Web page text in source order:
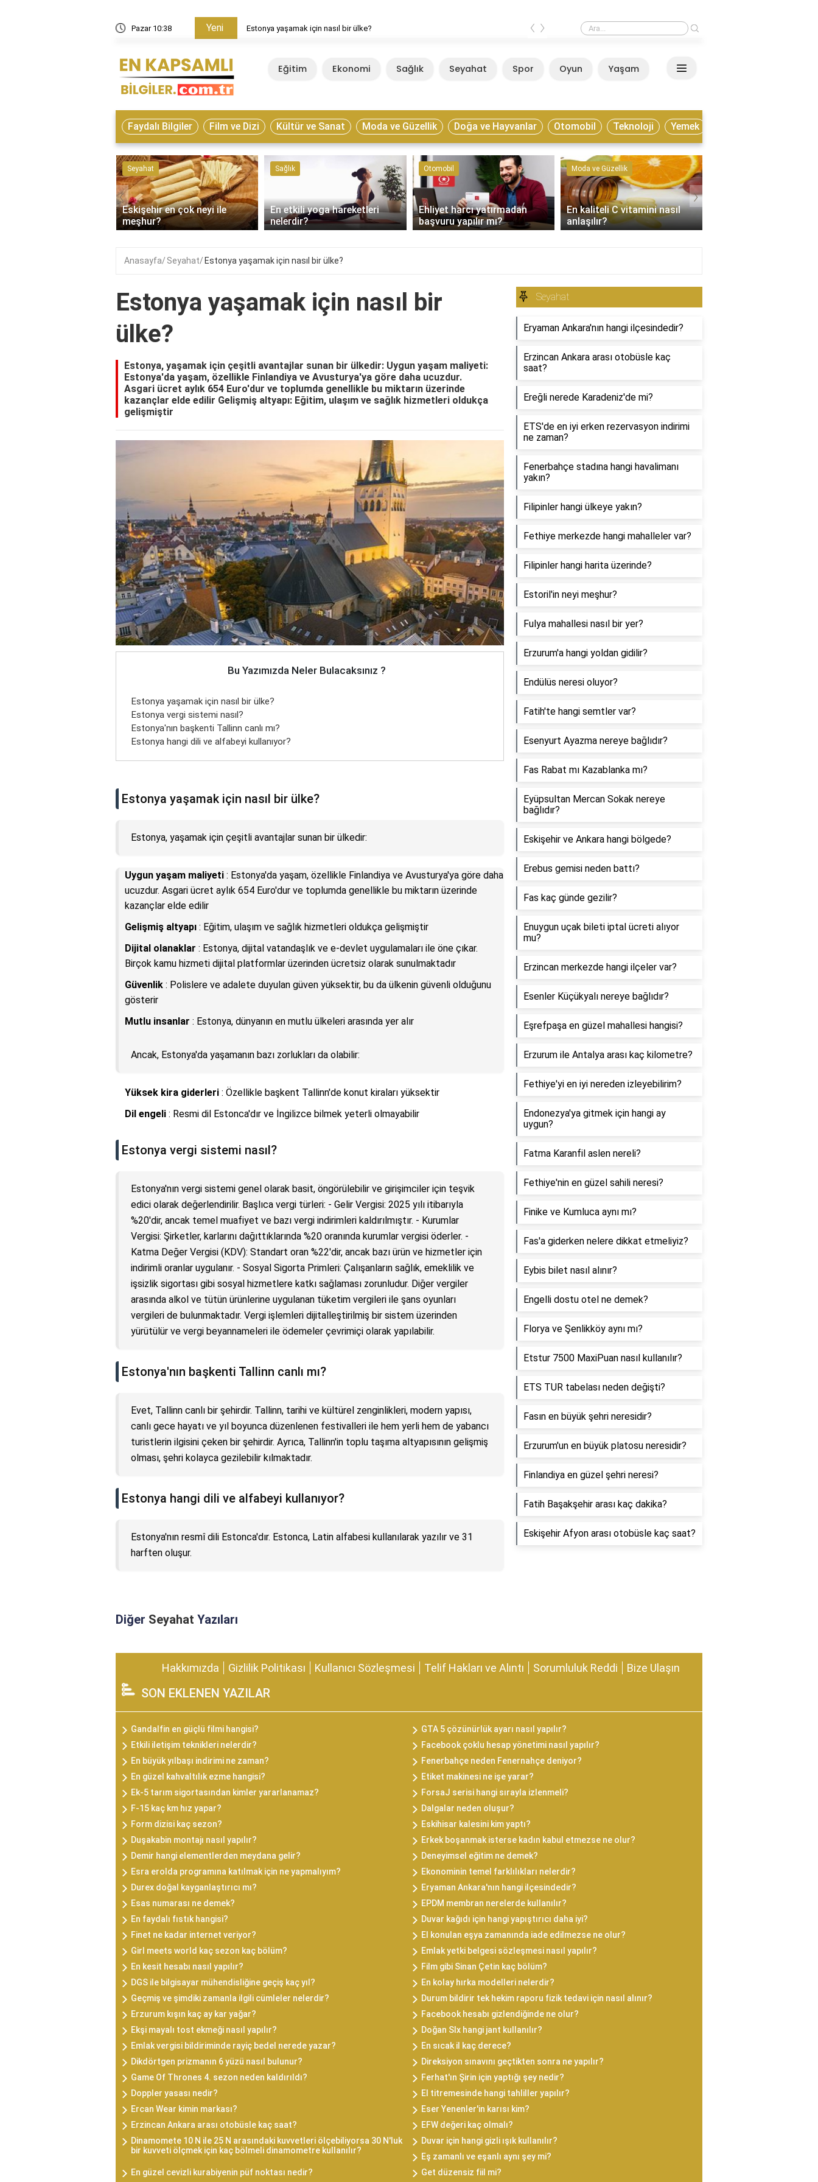
Pazar 10:38 Yeni
Estonya yaşamak için nasıl bir ülke? Estonya yaşamak için nasıl bir ülke?
‹ ›
Eğitim Ekonomi Sağlık Seyahat Spor Oyun Yaşam
Faydalı Bilgiler Film ve Dizi Kültür ve Sanat Moda ve Güzellik Doğa ve Hayvanlar Otomobil Teknoloji Yemek
Seyahat
Eskişehir en çok neyi ile
meşhur?
Sağlık
En etkili yoga hareketleri
nelerdir?
Otomobil
Ehliyet harcı yatırmadan
başvuru yapılır mı?
Moda ve Güzellik
En kaliteli C vitamini nasıl
anlaşılır?
‹ ›
Anasayfa Seyahat Estonya yaşamak için nasıl bir ülke?
Estonya yaşamak için nasıl bir
ülke?
Estonya, yaşamak için çeşitli avantajlar sunan bir ülkedir: Uygun yaşam maliyeti:
Estonya'da yaşam, özellikle Finlandiya ve Avusturya'ya göre daha ucuzdur.
Asgari ücret aylık 654 Euro'dur ve toplumda genellikle bu miktarın üzerinde
kazançlar elde edilir Gelişmiş altyapı: Eğitim, ulaşım ve sağlık hizmetleri oldukça
gelişmiştir
Bu Yazımızda Neler Bulacaksınız ?
Estonya yaşamak için nasıl bir ülke?
Estonya vergi sistemi nasıl?
Estonya'nın başkenti Tallinn canlı mı?
Estonya hangi dili ve alfabeyi kullanıyor?
Estonya yaşamak için nasıl bir ülke?
Estonya, yaşamak için çeşitli avantajlar sunan bir ülkedir:
Uygun yaşam maliyeti : Estonya'da yaşam, özellikle Finlandiya ve Avusturya'ya göre daha
ucuzdur. Asgari ücret aylık 654 Euro'dur ve toplumda genellikle bu miktarın üzerinde
kazançlar elde edilir
Gelişmiş altyapı : Eğitim, ulaşım ve sağlık hizmetleri oldukça gelişmiştir
Dijital olanaklar : Estonya, dijital vatandaşlık ve e-devlet uygulamaları ile öne çıkar.
Birçok kamu hizmeti dijital platformlar üzerinden ücretsiz olarak sunulmaktadır
Güvenlik : Polislere ve adalete duyulan güven yüksektir, bu da ülkenin güvenli olduğunu
gösterir
Mutlu insanlar : Estonya, dünyanın en mutlu ülkeleri arasında yer alır
Ancak, Estonya'da yaşamanın bazı zorlukları da olabilir:
Yüksek kira giderleri : Özellikle başkent Tallinn'de konut kiraları yüksektir
Dil engeli : Resmi dil Estonca'dır ve İngilizce bilmek yeterli olmayabilir
Estonya vergi sistemi nasıl?
Estonya'nın vergi sistemi genel olarak basit, öngörülebilir ve girişimciler için teşvik
edici olarak değerlendirilir. Başlıca vergi türleri: - Gelir Vergisi: 2025 yılı itibarıyla
%20'dir, ancak temel muafiyet ve bazı vergi indirimleri kaldırılmıştır. - Kurumlar
Vergisi: Şirketler, karlarını dağıttıklarında %20 oranında kurumlar vergisi öderler. -
Katma Değer Vergisi (KDV): Standart oran %22'dir, ancak bazı ürün ve hizmetler için
indirimli oranlar uygulanır. - Sosyal Sigorta Primleri: Çalışanların sağlık, emeklilik ve
işsizlik sigortası gibi sosyal hizmetlere katkı sağlaması zorunludur. Diğer vergiler
arasında alkol ve tütün ürünlerine uygulanan tüketim vergileri ile şans oyunları
vergileri de bulunmaktadır. Vergi işlemleri dijitalleştirilmiş bir sistem üzerinden
yürütülür ve vergi beyannameleri ile ödemeler çevrimiçi olarak yapılabilir.
Estonya'nın başkenti Tallinn canlı mı?
Evet, Tallinn canlı bir şehirdir. Tallinn, tarihi ve kültürel zenginlikleri, modern yapısı,
canlı gece hayatı ve yıl boyunca düzenlenen festivalleri ile hem yerli hem de yabancı
turistlerin ilgisini çeken bir şehirdir. Ayrıca, Tallinn'in toplu taşıma altyapısının gelişmiş
olması, şehri kolayca gezilebilir kılmaktadır.
Estonya hangi dili ve alfabeyi kullanıyor?
Estonya'nın resmî dili Estonca'dır. Estonca, Latin alfabesi kullanılarak yazılır ve 31
harften oluşur.
Diğer Seyahat Yazıları
Seyahat
Eryaman Ankara'nın hangi ilçesindedir?
Erzincan Ankara arası otobüsle kaç
saat?
Ereğli nerede Karadeniz'de mi?
ETS'de en iyi erken rezervasyon indirimi
ne zaman?
Fenerbahçe stadına hangi havalimanı
yakın?
Filipinler hangi ülkeye yakın?
Fethiye merkezde hangi mahalleler var?
Filipinler hangi harita üzerinde?
Estoril'in neyi meşhur?
Fulya mahallesi nasıl bir yer?
Erzurum'a hangi yoldan gidilir?
Endülüs neresi oluyor?
Fatih'te hangi semtler var?
Esenyurt Ayazma nereye bağlıdır?
Fas Rabat mı Kazablanka mı?
Eyüpsultan Mercan Sokak nereye
bağlıdır?
Eskişehir ve Ankara hangi bölgede?
Erebus gemisi neden battı?
Fas kaç günde gezilir?
Enuygun uçak bileti iptal ücreti alıyor
mu?
Erzincan merkezde hangi ilçeler var?
Esenler Küçükyalı nereye bağlıdır?
Eşrefpaşa en güzel mahallesi hangisi?
Erzurum ile Antalya arası kaç kilometre?
Fethiye'yi en iyi nereden izleyebilirim?
Endonezya'ya gitmek için hangi ay
uygun?
Fatma Karanfil aslen nereli?
Fethiye'nin en güzel sahili neresi?
Finike ve Kumluca aynı mı?
Fas'a giderken nelere dikkat etmeliyiz?
Eybis bilet nasıl alınır?
Engelli dostu otel ne demek?
Florya ve Şenlikköy aynı mı?
Etstur 7500 MaxiPuan nasıl kullanılır?
ETS TUR tabelası neden değişti?
Fasın en büyük şehri neresidir?
Erzurum'un en büyük platosu neresidir?
Finlandiya en güzel şehri neresi?
Fatih Başakşehir arası kaç dakika?
Eskişehir Afyon arası otobüsle kaç saat?
Hakkımızda Gizlilik Politikası Kullanıcı Sözleşmesi Telif Hakları ve Alıntı Sorumluluk Reddi Bize Ulaşın
SON EKLENEN YAZILAR
Gandalfin en güçlü filmi hangisi?
GTA 5 çözünürlük ayarı nasıl yapılır?
Etkili iletişim teknikleri nelerdir?
Facebook çoklu hesap yönetimi nasıl yapılır?
En büyük yılbaşı indirimi ne zaman?
Fenerbahçe neden Fenernahçe deniyor?
En güzel kahvaltılık ezme hangisi?
Etiket makinesi ne işe yarar?
Ek-5 tarım sigortasından kimler yararlanamaz?
ForsaJ serisi hangi sırayla izlenmeli?
F-15 kaç km hız yapar?
Dalgalar neden oluşur?
Form dizisi kaç sezon?
Eskihisar kalesini kim yaptı?
Duşakabin montajı nasıl yapılır?
Erkek boşanmak isterse kadın kabul etmezse ne olur?
Demir hangi elementlerden meydana gelir?
Deneyimsel eğitim ne demek?
Esra erolda programına katılmak için ne yapmalıyım?
Ekonominin temel farklılıkları nelerdir?
Durex doğal kayganlaştırıcı mı?
Eryaman Ankara'nın hangi ilçesindedir?
Esas numarası ne demek?
EPDM membran nerelerde kullanılır?
En faydalı fıstık hangisi?
Duvar kağıdı için hangi yapıştırıcı daha iyi?
Finet ne kadar internet veriyor?
El konulan eşya zamanında iade edilmezse ne olur?
Girl meets world kaç sezon kaç bölüm?
Emlak yetki belgesi sözleşmesi nasıl yapılır?
En kesit hesabı nasıl yapılır?
Film gibi Sinan Çetin kaç bölüm?
DGS ile bilgisayar mühendisliğine geçiş kaç yıl?
En kolay hırka modelleri nelerdir?
Geçmiş ve şimdiki zamanla ilgili cümleler nelerdir?
Durum bildirir tek hekim raporu fizik tedavi için nasıl alınır?
Erzurum kışın kaç ay kar yağar?
Facebook hesabı gizlendiğinde ne olur?
Ekşi mayalı tost ekmeği nasıl yapılır?
Doğan Slx hangi jant kullanılır?
Emlak vergisi bildiriminde rayiç bedel nerede yazar?
En sıcak il kaç derece?
Dikdörtgen prizmanın 6 yüzü nasıl bulunur?
Direksiyon sınavını geçtikten sonra ne yapılır?
Game Of Thrones 4. sezon neden kaldırıldı?
Ferhat'ın Şirin için yaptığı şey nedir?
Doppler yasası nedir?
El titremesinde hangi tahliller yapılır?
Ercan Wear kimin markası?
Eser Yenenler'in karısı kim?
Erzincan Ankara arası otobüsle kaç saat?
EFW değeri kaç olmalı?
Dinamomete 10 N ile 25 N arasındaki kuvvetleri ölçebiliyorsa 30 N'luk
bir kuvveti ölçmek için kaç bölmeli dinamometre kullanılır?
Duvar için hangi gizli ışık kullanılır?
Eş zamanlı ve eşanlı aynı şey mi?
En güzel cevizli kurabiyenin püf noktası nedir?
Get düzensiz fiil mi?